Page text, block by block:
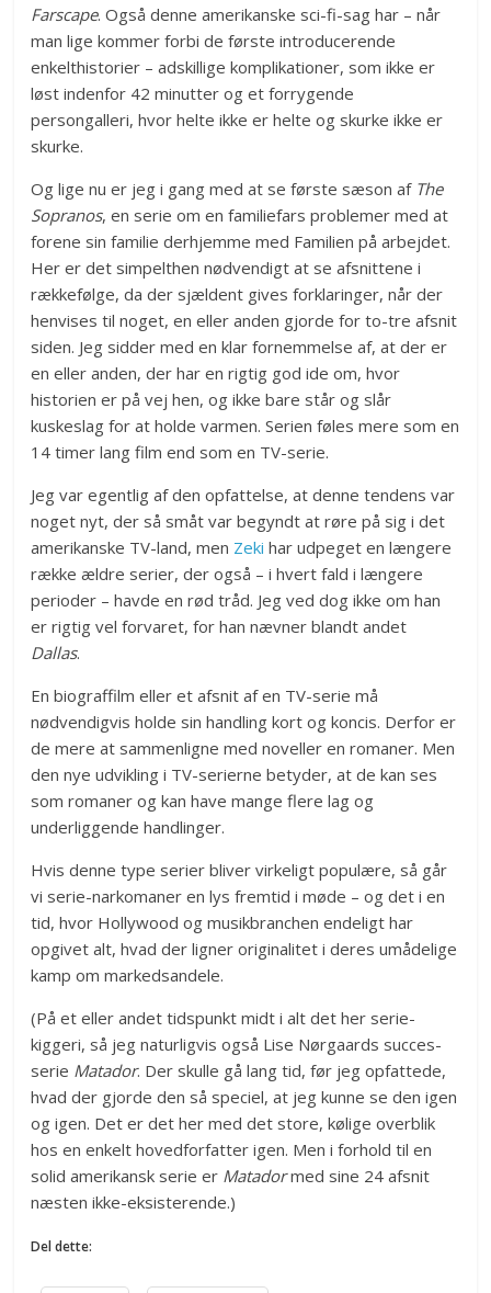
Farscape. Også denne amerikanske sci-fi-sag har – når
man lige kommer forbi de første introducerende
enkelthistorier – adskillige komplikationer, som ikke er
løst indenfor 42 minutter og et forrygende
persongalleri, hvor helte ikke er helte og skurke ikke er
skurke.
Og lige nu er jeg i gang med at se første sæson af The
Sopranos, en serie om en familiefars problemer med at
forene sin familie derhjemme med Familien på arbejdet.
Her er det simpelthen nødvendigt at se afsnittene i
rækkefølge, da der sjældent gives forklaringer, når der
henvises til noget, en eller anden gjorde for to-tre afsnit
siden. Jeg sidder med en klar fornemmelse af, at der er
en eller anden, der har en rigtig god ide om, hvor
historien er på vej hen, og ikke bare står og slår
kuskeslag for at holde varmen. Serien føles mere som en
14 timer lang film end som en TV-serie.
Jeg var egentlig af den opfattelse, at denne tendens var
noget nyt, der så småt var begyndt at røre på sig i det
amerikanske TV-land, men Zeki har udpeget en længere
række ældre serier, der også – i hvert fald i længere
perioder – havde en rød tråd. Jeg ved dog ikke om han
er rigtig vel forvaret, for han nævner blandt andet
Dallas.
En biograffilm eller et afsnit af en TV-serie må
nødvendigvis holde sin handling kort og koncis. Derfor er
de mere at sammenligne med noveller en romaner. Men
den nye udvikling i TV-serierne betyder, at de kan ses
som romaner og kan have mange flere lag og
underliggende handlinger.
Hvis denne type serier bliver virkeligt populære, så går
vi serie-narkomaner en lys fremtid i møde – og det i en
tid, hvor Hollywood og musikbranchen endeligt har
opgivet alt, hvad der ligner originalitet i deres umådelige
kamp om markedsandele.
(På et eller andet tidspunkt midt i alt det her serie-
kiggeri, så jeg naturligvis også Lise Nørgaards succes-
serie Matador. Der skulle gå lang tid, før jeg opfattede,
hvad der gjorde den så speciel, at jeg kunne se den igen
og igen. Det er det her med det store, kølige overblik
hos en enkelt hovedforfatter igen. Men i forhold til en
solid amerikansk serie er Matadormed sine 24 afsnit
næsten ikke-eksisterende.)
Del dette: